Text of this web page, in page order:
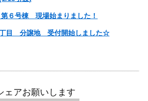
６号棟 現場始まりました！
丁目 分譲地 受付開始しました☆
ェアお願いします